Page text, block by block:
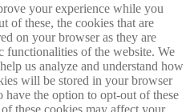
your experience while you
of these, the cookies that are
on your browser as they are
functionalities of the website. We
us analyze and understand how
will be stored in your browser
the option to opt-out of these
these cookies may affect your